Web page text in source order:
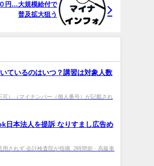
円…大規模給付で
普及拡大狙う
ているのはいつ？講習は対象人数
）（マイナンバー（個人番号）が記載され
日本法人を提訴 なりすまし広告め
されず 会計検査院が指摘. 2時間前 · 高級車